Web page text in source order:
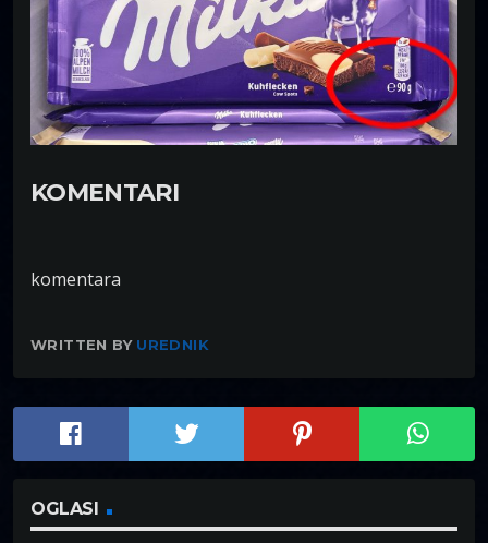
KOMENTARI
komentara
WRITTEN BY UREDNIK
OGLASI